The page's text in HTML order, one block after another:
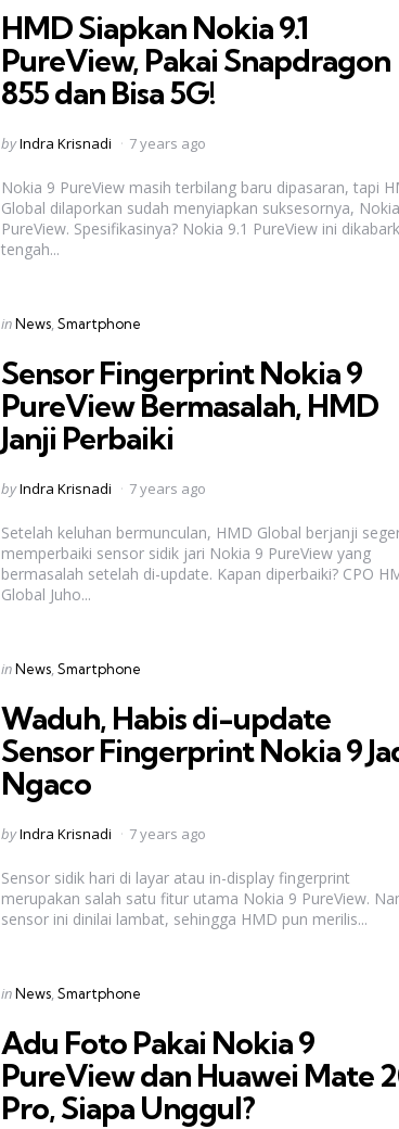
HMD Siapkan Nokia 9.1
PureView, Pakai Snapdragon
855 dan Bisa 5G!
Posted
byIndra Krisnadi 7 years ago
Nokia 9 PureView masih terbilang baru dipasaran, tapi
Global dilaporkan sudah menyiapkan suksesornya,
PureView. Spesifikasinya? Nokia 9.1 PureView ini
tengah...
Categories
Posted
inNews Smartphone
Sensor Fingerprint Nokia 9
PureView Bermasalah, HMD
Janji Perbaiki
Posted
byIndra Krisnadi 7 years ago
Setelah keluhan bermunculan, HMD Global berjanji
memperbaiki sensor sidik jari Nokia 9 PureView yang
bermasalah setelah di-update. Kapan diperbaiki? CPO
Global Juho...
Categories
Posted
inNews Smartphone
Waduh, Habis di-update
Sensor Fingerprint Nokia 9
Ngaco
Posted
byIndra Krisnadi 7 years ago
Sensor sidik hari di layar atau in-display fingerprint
merupakan salah satu fitur utama Nokia 9 PureView.
sensor ini dinilai lambat, sehingga HMD pun merilis...
Categories
Posted
inNews Smartphone
Adu Foto Pakai Nokia 9
PureView dan Huawei Mate
Pro, Siapa Unggul?